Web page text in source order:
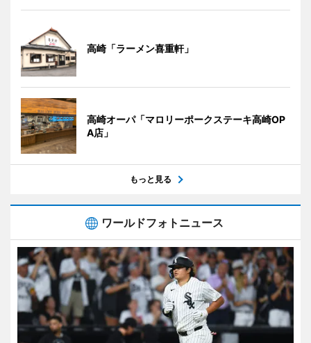
高崎「ラーメン喜重軒」
高崎オーパ「マロリーポークステーキ高崎OP
A店」
もっと見る
ワールドフォトニュース